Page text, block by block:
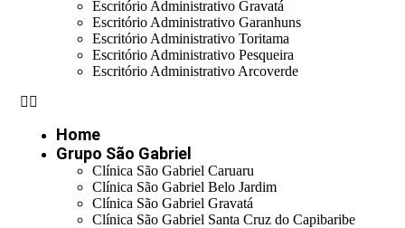
Escritório Administrativo Gravatá
Escritório Administrativo Garanhuns
Escritório Administrativo Toritama
Escritório Administrativo Pesqueira
Escritório Administrativo Arcoverde
Home
Grupo São Gabriel
Clínica São Gabriel Caruaru
Clínica São Gabriel Belo Jardim
Clínica São Gabriel Gravatá
Clínica São Gabriel Santa Cruz do Capibaribe